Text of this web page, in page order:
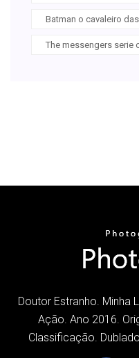
Batman o cavaleiro
The messengers serie
Doutor Estranho. Minha
Ação. Ano 2016.
Classificação.